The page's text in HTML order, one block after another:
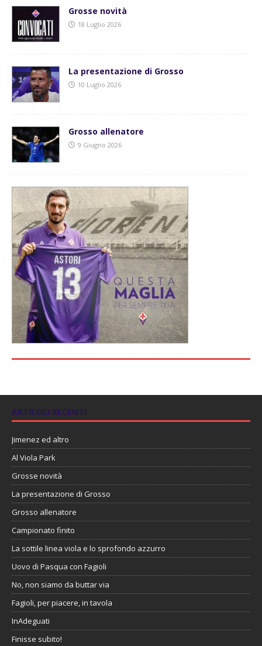
Grosse novità
18 Luglio 2026
La presentazione di Grosso
10 Luglio 2026
Grosso allenatore
9 Giugno 2026
ARTICOLI RECENTI
Jimenez ed altro
Al Viola Park
Grosse novità
La presentazione di Grosso
Grosso allenatore
Campionato finito
La sottile linea viola e lo sprofondo azzurro
Uovo di Pasqua con Fagioli
No, non siamo da buttar via
Fagioli, per piacere, in tavola
InAdeguati
Finisse subito!